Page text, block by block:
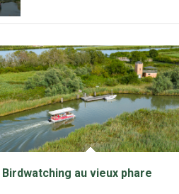
Birdwatching au vieux phare